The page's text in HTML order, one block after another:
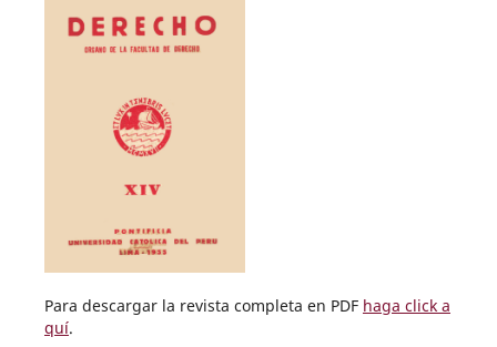
Para descargar la revista completa en PDF haga click a
quí.